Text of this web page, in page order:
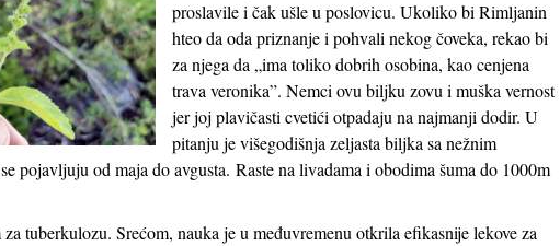
proslavile i čak ušle u poslovicu. Ukoliko bi Rimljanin
hteo da oda priznanje i pohvali nekog čoveka, rekao bi
za njega da „ima toliko dobrih osobina, kao cenjena
trava veronika”. Nemci ovu biljku zovu i muška vernost
jer joj plavičasti cvetići otpadaju na najmanji dodir. U
pitanju je višegodišnja zeljasta biljka sa nežnim
pojavljuju od maja do avgusta. Raste na livadama i obodima šuma do 1000m
tuberkulozu. Srećom, nauka je u međuvremenu otkrila efikasnije lekove za